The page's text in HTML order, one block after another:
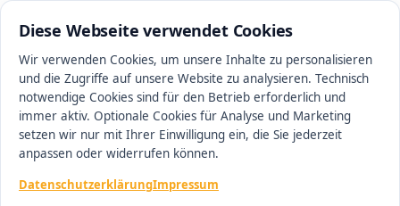
Diese Webseite verwendet Cookies
Wir verwenden Cookies, um unsere Inhalte zu personalisieren
und die Zugriffe auf unsere Website zu analysieren. Technisch
notwendige Cookies sind für den Betrieb erforderlich und
immer aktiv. Optionale Cookies für Analyse und Marketing
setzen wir nur mit Ihrer Einwilligung ein, die Sie jederzeit
anpassen oder widerrufen können.
DatenschutzerklärungImpressum